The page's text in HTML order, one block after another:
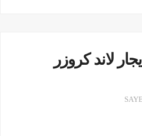
لاند كروزر